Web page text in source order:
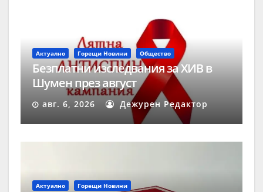
Актуално Горещи Новини Общество
Безплатни изследвания за ХИВ в
Шумен през август
авг. 6, 2026 Дежурен Редактор
Актуално Горещи Новини